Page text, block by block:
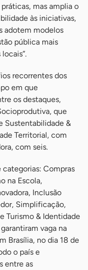
mas amplia o
às iniciativas,
adotem modelos
pública mais
recorrentes dos
em que
os destaques,
que
Sustentabilidade &
Territorial, com
com seis.
Compras
na Escola,
Inclusão
Simplificação,
Turismo & Identidade
vaga na
Brasília, no dia 18 de
o país e
entre as